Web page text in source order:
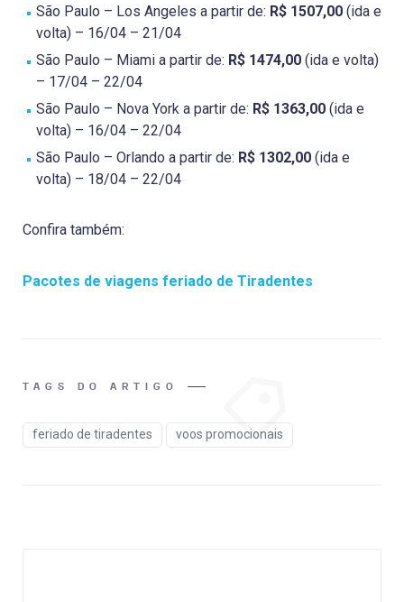
São Paulo – Los Angeles a partir de: R$ 1507,00 (ida e
volta) – 16/04 – 21/04
São Paulo – Miami a partir de: R$ 1474,00 (ida e volta)
– 17/04 – 22/04
São Paulo – Nova York a partir de: R$ 1363,00 (ida e
volta) – 16/04 – 22/04
São Paulo – Orlando a partir de: R$ 1302,00 (ida e
volta) – 18/04 – 22/04
Confira também:
Pacotes de viagens feriado de Tiradentes
TAGS DO ARTIGO
feriado de tiradentes voos promocionais